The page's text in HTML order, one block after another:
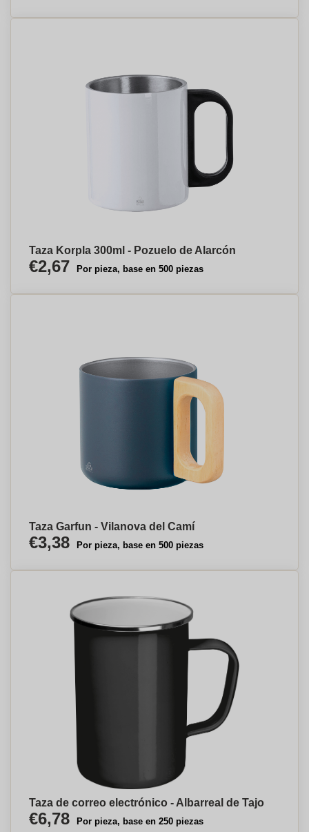
Taza Korpla 300ml - Pozuelo de Alarcón
€2,67 Por pieza, base en 500 piezas
Taza Garfun - Vilanova del Camí
€3,38 Por pieza, base en 500 piezas
Taza de correo electrónico - Albarreal de Tajo
€6,78 Por pieza, base en 250 piezas